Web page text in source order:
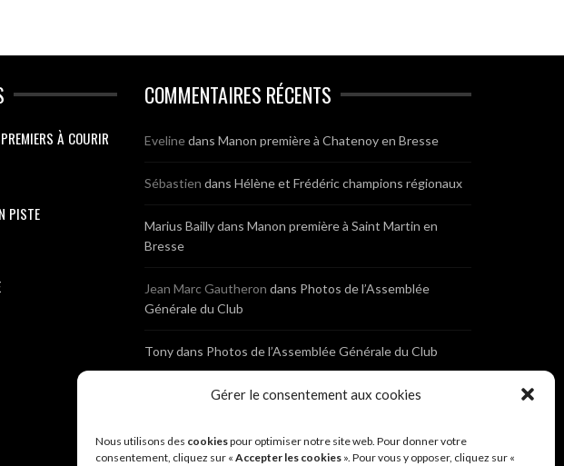
Gérer le consentement aux cookies
Nous utilisons des cookiespour optimiser notre site web. Pour donner votre
consentement, cliquez sur « Accepter les cookies ». Pour vous y opposer, cliquez sur «
À COURIR
PISTE
COMMENTAIRES RÉCENTS
Evelinedans Manon première à Chatenoy en Bresse
Sébastien dans Hélène et Frédéric champions régionaux
Marius Baillydans Manon première à Saint Martin en
Bresse
Jean Marc Gautheron dans Photos de l’Assemblée
Générale du Club
Tonydans Photos de l’Assemblée Générale du Club
dansCyclocross de Brochon (21)
BreniauxdansCyclocross de Brochon (21)